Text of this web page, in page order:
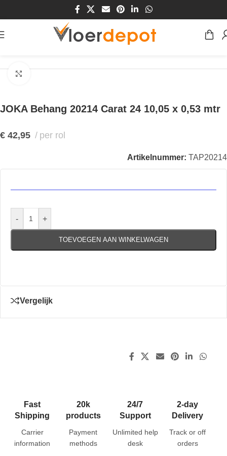
JOKA Behang 20214 Carat 24 10,05 x 0,53 mtr
€ 42,95 per rol
Artikelnummer: TAP20214
- +
TOEVOEGEN AAN WINKELWAGEN
Vergelijk
Fast
Shipping
Carrier
information
20k
products
Payment
methods
24/7
Support
Unlimited help
desk
2-day
Delivery
Track or off
orders